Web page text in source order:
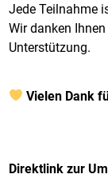
Jede Teilnahme
Wir danken
Unterstützung.
Vielen Dank
Direktlink zur